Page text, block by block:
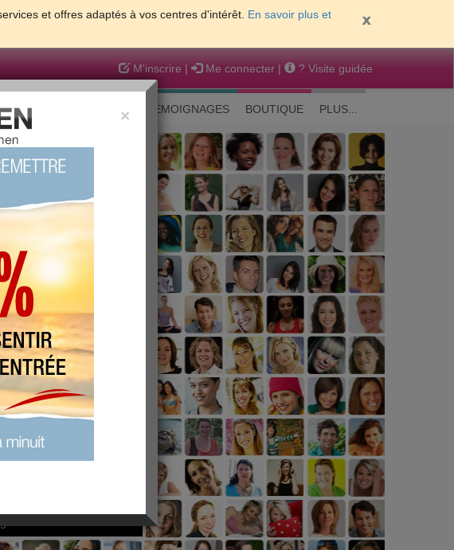
et offres adaptés à vos centres d'intérêt. En savoir plus et
M'inscrire | Me connecter | ? Visite guidée
& BEBE TEMOIGNAGES BOUTIQUE PLUS...
dans sa peau
PLUS
COACHING
×